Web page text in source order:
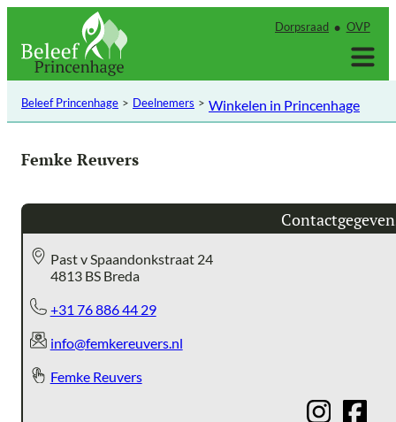
inhoud
Dorpsraad OVP
Beleef Princenhage Deelnemers Winkelen in Princenhage
Femke Reuvers
Past v Spaandonkstraat 24
4813 BS Breda
+31 76 886 44 29
info@femkereuvers.nl
Femke Reuvers